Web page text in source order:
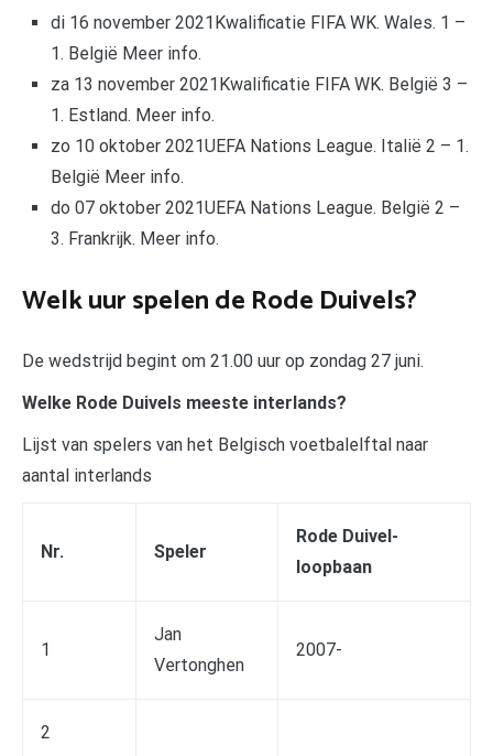
di 16 november 2021Kwalificatie FIFA WK. Wales. 1 –
1. België Meer info.
za 13 november 2021Kwalificatie FIFA WK. België 3 –
1. Estland. Meer info.
zo 10 oktober 2021UEFA Nations League. Italië 2 – 1.
België Meer info.
do 07 oktober 2021UEFA Nations League. België 2 –
3. Frankrijk. Meer info.
Welk uur spelen de Rode Duivels?
De wedstrijd begint om 21.00 uur op zondag 27 juni.
Welke Rode Duivels meeste interlands?
Lijst van spelers van het Belgisch voetbalelftal naar
aantal interlands
Nr. Speler
Rode Duivel-
loopbaan
1
Jan
Vertonghen
2007-
2